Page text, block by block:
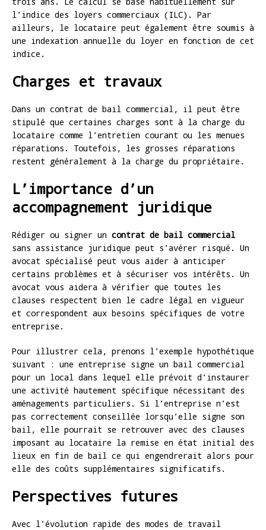
l’indice des loyers commerciaux (ILC). Par
ailleurs, le locataire peut également être soumis à
une indexation annuelle du loyer en fonction de cet
indice.
Charges et travaux
Dans un contrat de bail commercial, il peut être
stipulé que certaines charges sont à la charge du
locataire comme l’entretien courant ou les menues
réparations. Toutefois, les grosses réparations
restent généralement à la charge du propriétaire.
L’importance d’un
accompagnement juridique
Rédiger ou signer un contrat de bail commercial
sans assistance juridique peut s’avérer risqué. Un
avocat spécialisé peut vous aider à anticiper
certains problèmes et à sécuriser vos intérêts. Un
avocat vous aidera à vérifier que toutes les
clauses respectent bien le cadre légal en vigueur
et correspondent aux besoins spécifiques de votre
entreprise.
Pour illustrer cela, prenons l’exemple hypothétique
suivant : une entreprise signe un bail commercial
pour un local dans lequel elle prévoit d’instaurer
une activité hautement spécifique nécessitant des
aménagements particuliers. Si l’entreprise n’est
pas correctement conseillée lorsqu’elle signe son
bail, elle pourrait se retrouver avec des clauses
imposant au locataire la remise en état initial des
lieux en fin de bail ce qui engendrerait alors pour
elle des coûts supplémentaires significatifs.
Perspectives futures
Avec l’évolution rapide des modes de travail